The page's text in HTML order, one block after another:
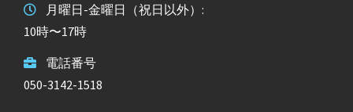
月曜日-金曜日（祝日以外）:
10時〜17時
電話番号
050-3142-1518